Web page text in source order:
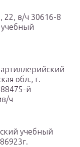
22, в/ч 30616-8
обл., г.
й
ч
учебный